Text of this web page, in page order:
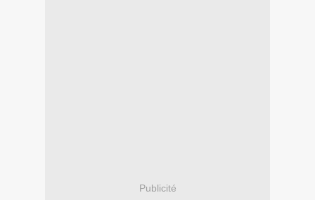
Publicité